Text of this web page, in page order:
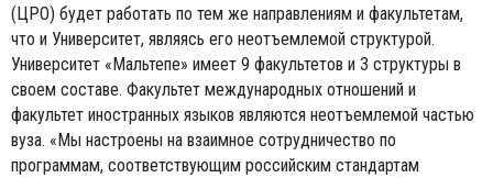
(ЦРО) будет работать по тем же направлениям и факультетам,
что и Университет, являясь его неотъемлемой структурой.
Университет «Мальтепе» имеет 9 факультетов и 3 структуры в
своем составе. Факультет международных отношений и
факультет иностранных языков являются неотъемлемой частью
вуза. «Мы настроены на взаимное сотрудничество по
программам, соответствующим российским стандартам